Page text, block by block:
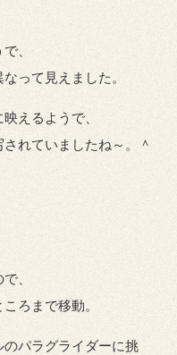
、
って見えました。
えるようで、
れていましたね～。＾
、
ろまで移動。
パラグライダーに挑